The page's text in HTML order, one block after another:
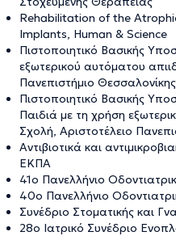
Rehabilitation of the
Implants, Human & Science
Πιστοποιητικό Βασικής
εξωτερικού αυτόματου
Πανεπιστήμιο
Πιστοποιητικό Βασικής
Παιδιά με τη χρήση
Σχολή, Αριστοτέλειο
Αντιβιοτικά και
ΕΚΠΑ
41ο Πανελλήνιο
40ο Πανελλήνιο
Συνέδριο Στοματικής και
28ο Ιατρικό Συνέδριο